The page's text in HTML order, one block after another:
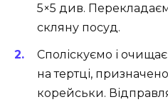
5×5 див.
скляну посуд.
Споліскуємо і
на тертці,
корейськи.